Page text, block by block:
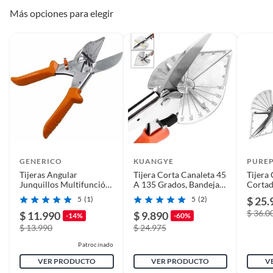
Más opciones para elegir
GENERICO
Tijeras Angular
Junquillos Multifunción
Hojalatera 45 Grados
5 (1)
$ 11.990 -14%
$ 13.990
Patrocinado
VER PRODUCTO
KUANGYE
Tijera Corta Canaleta 45
A 135 Grados, Bandejas
Electricidad
5 (2)
$ 9.890 -60%
$ 24.975
VER PRODUCTO
Tijera
$
$